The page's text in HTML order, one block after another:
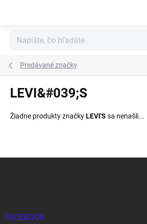
Predávané značky
LEVI&#039;S
Žiadne produkty značkyLEVI'S sa nenašli...
FACEBOOK